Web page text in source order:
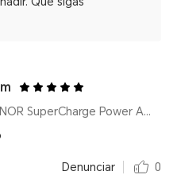
Por HONOR SuperCharge Power Adapter (Max 66W) White
Denunciar 0